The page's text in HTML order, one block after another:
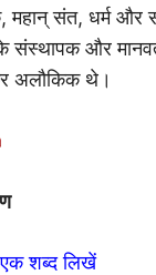
महान् संत, धर्म और
संस्थापक और
अलौकिक थे।
शब्द लिखें